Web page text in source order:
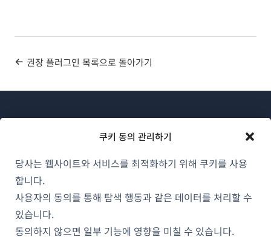
쿠키 동의 관리하기
당사는 웹사이트와 서비스를 최적화하기 위해 쿠키를 사용
합니다.
사용자의 동의를 통해 탐색 행동과 같은 데이터를 처리할 수
있습니다.
동의하지 않으면 일부 기능에 영향을 미칠 수 있습니다.
권장 플러그인 목록으로 돌아가기
WPML 소개
GDPR 및 개인정보 처리방침
창